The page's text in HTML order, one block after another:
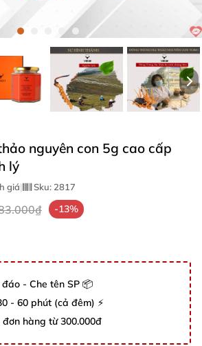
nguyên con 5g cao cấp
lý
giá| Sku: 2817
-13%
- Che tên SP 📦
- 60 phút (cả đêm) ⚡
đơn hàng từ 300.000đ